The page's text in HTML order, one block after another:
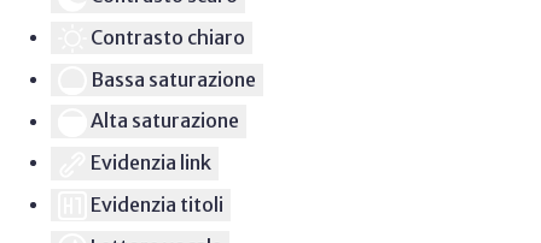
Contrasto chiaro
Bassa saturazione
Alta saturazione
Evidenzia link
Evidenzia titoli